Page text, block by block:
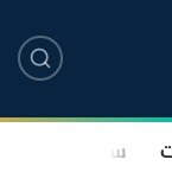
سياسة